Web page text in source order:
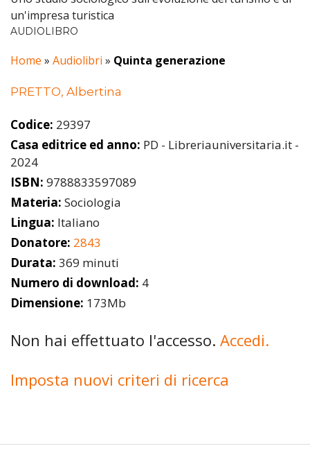
un'impresa turistica
AUDIOLIBRO
Home » Audiolibri » Quinta generazione
PRETTO, Albertina
Codice: 29397
Casa editrice ed anno: PD - Libreriauniversitaria.it -
2024
ISBN: 9788833597089
Materia: Sociologia
Lingua: Italiano
Donatore: 2843
Durata: 369 minuti
Numero di download: 4
Dimensione: 173Mb
Non hai effettuato l'accesso. Accedi.
Imposta nuovi criteri di ricerca